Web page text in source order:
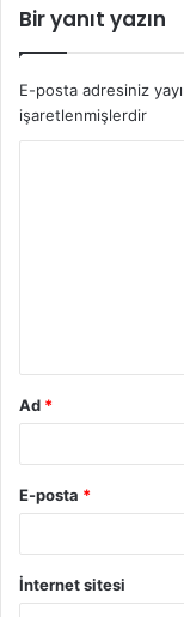
Bir yanıt yazın
E-posta adresiniz
işaretlenmişlerdir
Ad *
E-posta *
İnternet sitesi